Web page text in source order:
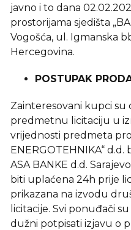
javno i to dana
prostorijama sjedišta
Vogošća, ul. Igmanska
Hercegovina.
POSTUPAK
Zainteresovani kupci
predmetnu licitaciju u
vrijednosti predmeta
ENERGOTEHNIKA“ d.d.
ASA BANKE d.d.
biti uplaćena 24h prije
prikazana na izvodu
licitacije. Svi ponuđači
dužni potpisati izjavu o